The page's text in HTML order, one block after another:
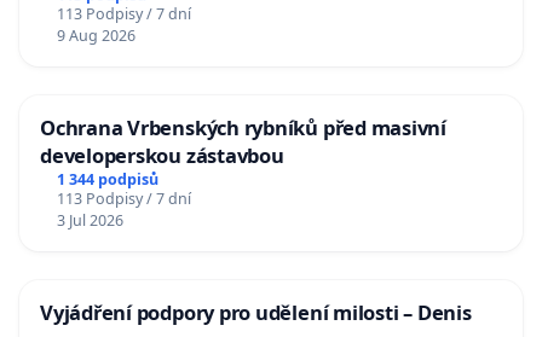
113 Podpisy / 7 dní
9 Aug 2026
Ochrana Vrbenských rybníků před masivní
developerskou zástavbou
1 344 podpisů
113 Podpisy / 7 dní
3 Jul 2026
Vyjádření podpory pro udělení milosti – Denis